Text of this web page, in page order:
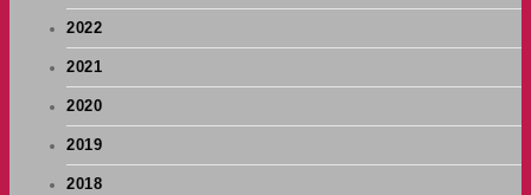
2022
2021
2020
2019
2018